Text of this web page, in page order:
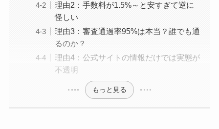
理由2：手数料が1.5%～と安すぎて逆に
怪しい
理由3：審査通過率95%は本当？誰でも通
るのか？
理由4：公式サイトの情報だけでは実態が
不透明
もっと見る